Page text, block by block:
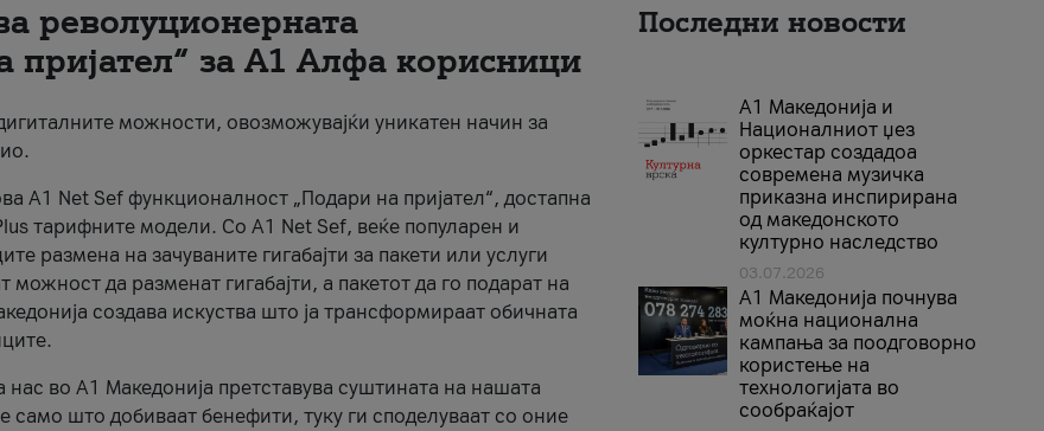
револуционерната
пријател“ за А1 Алфа корисници
можности, овозможувајќи уникатен начин за
A1 Net Sef функционалност „Подари на пријател“, достапна
тарифните модели. Со A1 Net Sef, веќе популарен и
размена на зачуваните гигабајти за пакети или услуги
да разменат гигабајти, а пакетот да го подарат на
создава искуства што ја трансформираат обичната
во А1 Македонија претставува суштината на нашата
само што добиваат бенефити, туку ги споделуваат со оние
Последни новости
А1 Македонија и
Националниот џез
оркестар создадоа
современа музичка
приказна инспирирана
од македонското
културно наследство
03.07.2026
A1 Македонија почнува
моќна национална
кампања за поодговорно
користење на
технологијата во
сообраќајот